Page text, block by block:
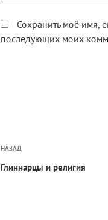
Сохранить моё имя,
последующих моих
Навигация
по
Предыдущая
запись:
НАЗАД
Глиннарцы и религия